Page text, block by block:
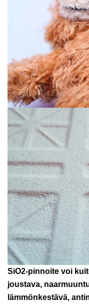
SiO2-pinnoite voi
joustava,
lämmönkestävä,